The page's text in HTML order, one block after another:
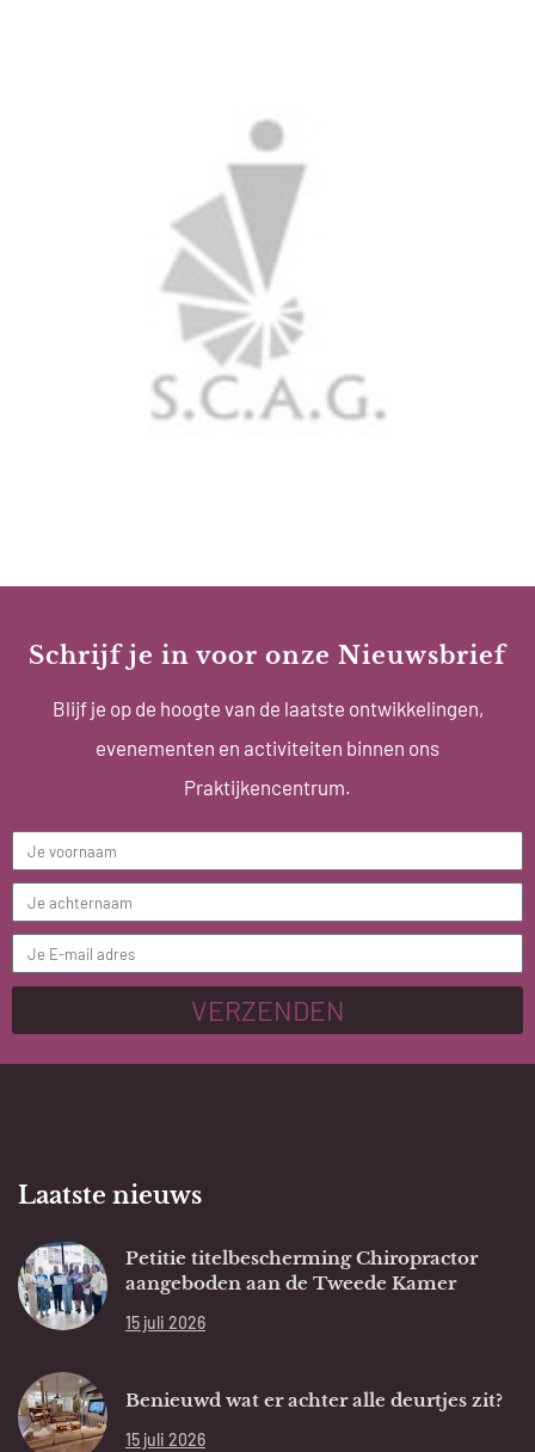
Schrijf je in voor onze Nieuwsbrief
Blijf je op de hoogte van de laatste ontwikkelingen,
evenementen en activiteiten binnen ons
Praktijkencentrum.
VERZENDEN
Laatste nieuws
Petitie titelbescherming Chiropractor
aangeboden aan de Tweede Kamer
15 juli 2026
Benieuwd wat er achter alle deurtjes zit?
15 juli 2026